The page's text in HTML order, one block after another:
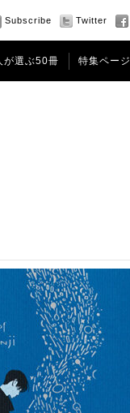
Subscribe Twitter
が選ぶ50冊 特集ページ